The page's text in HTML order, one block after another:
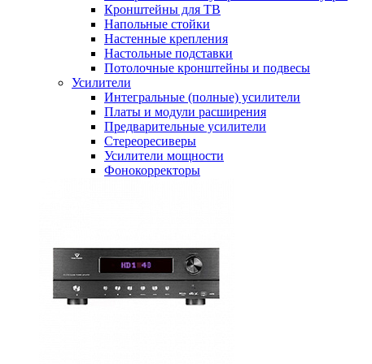
Кронштейны для ТВ
Напольные стойки
Настенные крепления
Настольные подставки
Потолочные кронштейны и подвесы
Усилители
Интегральные (полные) усилители
Платы и модули расширения
Предварительные усилители
Стереоресиверы
Усилители мощности
Фонокорректоры